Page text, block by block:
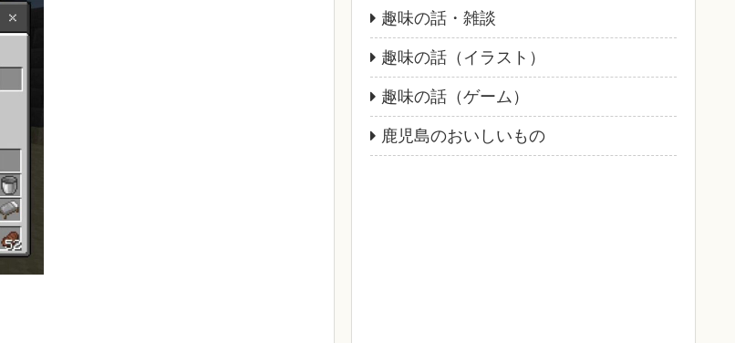
趣味の話・雑談
趣味の話（イラスト）
趣味の話（ゲーム）
鹿児島のおいしいもの